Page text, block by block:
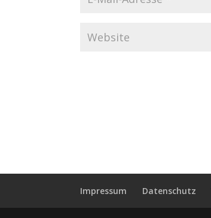
Impressum Datenschutz